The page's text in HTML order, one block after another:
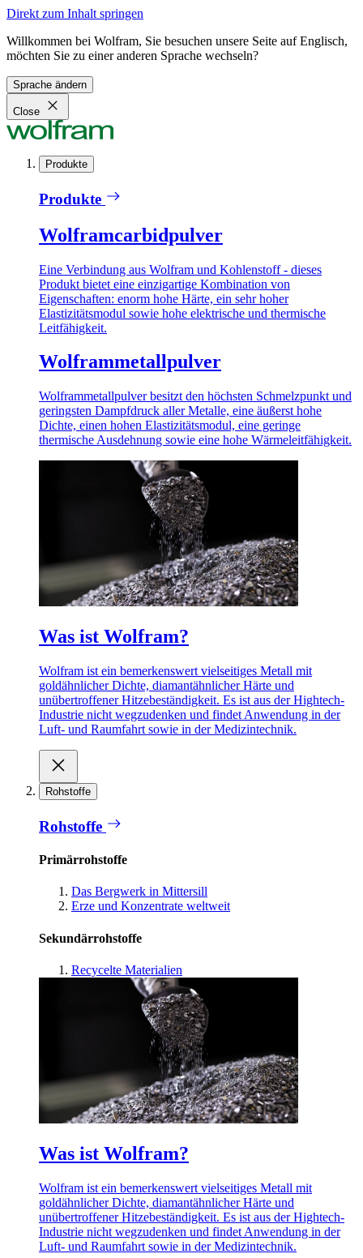
Direkt zum Inhalt springen
Willkommen bei Wolfram, Sie besuchen unsere Seite auf Englisch,
möchten Sie zu einer anderen Sprache wechseln?
Sprache ändern
Close
Produkte
Produkte
Wolframcarbidpulver
Eine Verbindung aus Wolfram und Kohlenstoff - dieses
Produkt bietet eine einzigartige Kombination von
Eigenschaften: enorm hohe Härte, ein sehr hoher
Elastizitätsmodul sowie hohe elektrische und thermische
Leitfähigkeit.
Wolframmetallpulver
Wolframmetallpulver besitzt den höchsten Schmelzpunkt und
geringsten Dampfdruck aller Metalle, eine äußerst hohe
Dichte, einen hohen Elastizitätsmodul, eine geringe
thermische Ausdehnung sowie eine hohe Wärmeleitfähigkeit.
Was ist Wolfram?
Wolfram ist ein bemerkenswert vielseitiges Metall mit
goldähnlicher Dichte, diamantähnlicher Härte und
unübertroffener Hitzebeständigkeit. Es ist aus der Hightech-
Industrie nicht wegzudenken und findet Anwendung in der
Luft- und Raumfahrt sowie in der Medizintechnik.
Rohstoffe
Rohstoffe
Primärrohstoffe
Das Bergwerk in Mittersill
Erze und Konzentrate weltweit
Sekundärrohstoffe
Recycelte Materialien
Was ist Wolfram?
Wolfram ist ein bemerkenswert vielseitiges Metall mit
goldähnlicher Dichte, diamantähnlicher Härte und
unübertroffener Hitzebeständigkeit. Es ist aus der Hightech-
Industrie nicht wegzudenken und findet Anwendung in der
Luft- und Raumfahrt sowie in der Medizintechnik.